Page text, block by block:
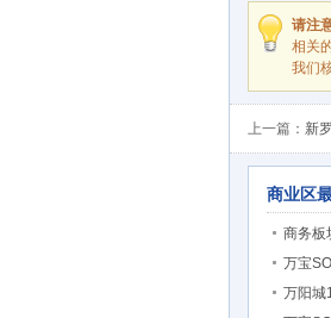
请注
相关
我们
上一篇： 新
商业区
商务板
万宝
万阳城